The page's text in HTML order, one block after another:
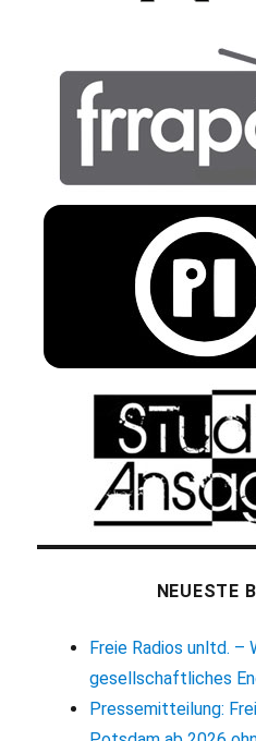
NEUESTE
Freie Radios unltd. –
gesellschaftliches
Pressemitteilung: